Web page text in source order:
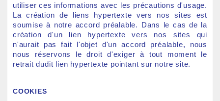
utiliser ces informations avec les précautions d'usage.
La création de liens hypertexte vers nos sites est
soumise à notre accord préalable. Dans le cas de la
création d'un lien hypertexte vers nos sites qui
n'aurait pas fait l'objet d'un accord préalable, nous
nous réservons le droit d'exiger à tout moment le
retrait dudit lien hypertexte pointant sur notre site.
COOKIES